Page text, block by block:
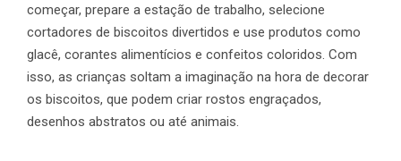
começar, prepare a estação de trabalho, selecione
cortadores de biscoitos divertidos e use produtos como
glacê, corantes alimentícios e confeitos coloridos. Com
isso, as crianças soltam a imaginação na hora de decorar
os biscoitos, que podem criar rostos engraçados,
desenhos abstratos ou até animais.